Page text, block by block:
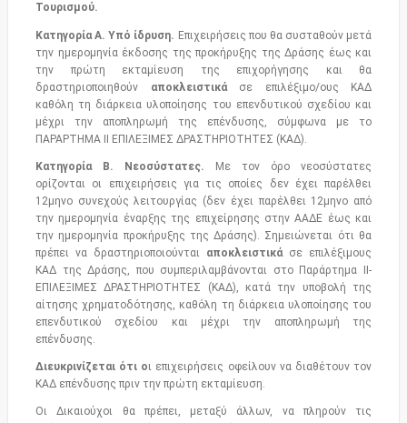
Τουρισμού.
Κατηγορία Α. Υπό ίδρυση. Επιχειρήσεις που θα συσταθούν μετά
την ημερομηνία έκδοσης της προκήρυξης της Δράσης έως και
την πρώτη εκταμίευση της επιχορήγησης και θα
δραστηριοποιηθούν
αποκλειστικά σε επιλέξιμο/ους ΚΑΔ
καθόλη τη διάρκεια υλοποίησης του επενδυτικού σχεδίου και
μέχρι την αποπληρωμή της επένδυσης, σύμφωνα με το
ΠΑΡΑΡΤΗΜΑ ΙΙ ΕΠΙΛΕΞΙΜΕΣ ΔΡΑΣΤΗΡΙΟΤΗΤΕΣ (ΚΑΔ).
Κατηγορία Β. Νεοσύστατες. Με τον όρο νεοσύστατες
ορίζονται οι επιχειρήσεις για τις οποίες δεν έχει παρέλθει
12μηνο συνεχούς λειτουργίας (δεν έχει παρέλθει 12μηνο από
την ημερομηνία έναρξης της επιχείρησης στην ΑΑΔΕ έως και
την ημερομηνία προκήρυξης της Δράσης). Σημειώνεται ότι θα
πρέπει να δραστηριοποιούνται αποκλειστικά σε επιλέξιμους
ΚΑΔ της Δράσης, που συμπεριλαμβάνονται στο Παράρτημα ΙΙ-
EΠΙΛΕΞΙΜΕΣ ΔΡΑΣΤΗΡΙΟΤΗΤΕΣ (ΚΑΔ), κατά την υποβολή της
αίτησης χρηματοδότησης, καθόλη τη διάρκεια υλοποίησης του
επενδυτικού σχεδίου και μέχρι την αποπληρωμή της
επένδυσης.
Διευκρινίζεται ότι οι επιχειρήσεις οφείλουν να διαθέτουν τον
ΚΑΔ επένδυσης πριν την πρώτη εκταμίευση.
Οι Δικαιούχοι θα πρέπει, μεταξύ άλλων, να πληρούν τις